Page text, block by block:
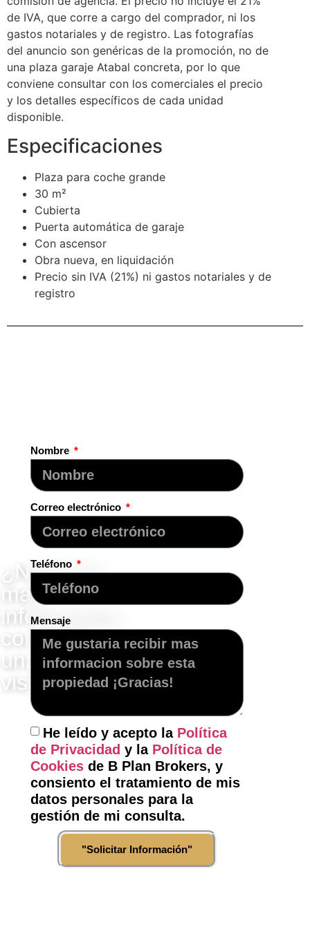
de IVA, que corre a cargo del comprador, ni los
gastos notariales y de registro. Las fotografías
del anuncio son genéricas de la promoción, no de
una plaza garaje Atabal concreta, por lo que
conviene consultar con los comerciales el precio
y los detalles específicos de cada unidad
disponible.
Especificaciones
Plaza para coche grande
30 m²
Cubierta
Puerta automática de garaje
Con ascensor
Obra nueva, en liquidación
Precio sin IVA (21%) ni gastos notariales y de
registro
¿Necesita
más
información,
concertar
una
visita?
"Contacte
nosotros"
Nombre
Correo electrónico
Teléfono
Mensaje
He leído y acepto la Política
de Privacidad y la Política de
Cookies de B Plan Brokers, y
consiento el tratamiento de mis
datos personales para la
gestión de mi consulta.
"Solicitar Información"